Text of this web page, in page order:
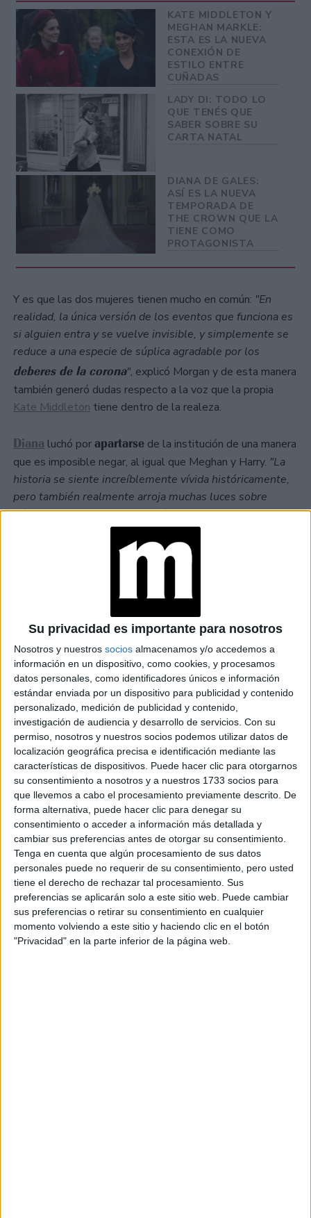
Su privacidad es importante para nosotros
Nosotros y nuestros socios almacenamos y/o accedemos a
información en un dispositivo, como cookies, y procesamos
datos personales, como identificadores únicos e información
estándar enviada por un dispositivo para publicidad y contenido
personalizado, medición de publicidad y contenido,
investigación de audiencia y desarrollo de servicios. Con su
permiso, nosotros y nuestros socios podemos utilizar datos de
localización geográfica precisa e identificación mediante las
características de dispositivos. Puede hacer clic para otorgarnos
su consentimiento a nosotros y a nuestros 1733 socios para
que llevemos a cabo el procesamiento previamente descrito. De
forma alternativa, puede hacer clic para denegar su
consentimiento o acceder a información más detallada y
cambiar sus preferencias antes de otorgar su consentimiento.
Tenga en cuenta que algún procesamiento de sus datos
personales puede no requerir de su consentimiento, pero usted
tiene el derecho de rechazar tal procesamiento. Sus
preferencias se aplicarán solo a este sitio web. Puede cambiar
sus preferencias o retirar su consentimiento en cualquier
momento volviendo a este sitio y haciendo clic en el botón
"Privacidad" en la parte inferior de la página web.
KATE MIDDLETON Y
MEGHAN MARKLE:
ESTA ES LA NUEVA
CONEXIÓN DE
ESTILO ENTRE
CUÑADAS
LADY DI: TODO LO
QUE TENÉS QUE
SABER SOBRE SU
CARTA NATAL
DIANA DE GALES:
ASÍ ES LA NUEVA
TEMPORADA DE
THE CROWN QUE LA
TIENE COMO
PROTAGONISTA
Y es que las dos mujeres tienen mucho en común: "En
realidad, la única versión de los eventos que funciona es
si alguien entra y se vuelve invisible, y simplemente se
reduce a una especie de súplica agradable por los
deberes de la corona", explicó Morgan y de esta manera
también generó dudas respecto a la voz que la propia
Kate Middleton tiene dentro de la realeza.
Diana luchó por apartarse de la institución de una manera
que es imposible negar, al igual que Meghan y Harry. "La
historia se siente increíblemente vívida históricamente,
pero también realmente arroja muchas luces sobre
dónde estamos ahora ", finalizó el creativo de la serie que
GALERÍA DE IMÁGENES